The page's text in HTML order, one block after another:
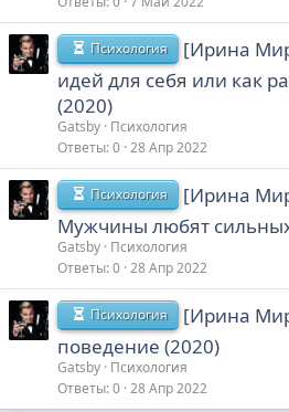
Психология
[Ирина
идей для себя или как
(2020)
Gatsby Психология
Ответы 0 28 Апр 2022
Психология
[Ирина
Мужчины любят
Gatsby Психология
Ответы 0 28 Апр 2022
Психология
[Ирина
поведение (2020)
Gatsby Психология
Ответы 0 28 Апр 2022